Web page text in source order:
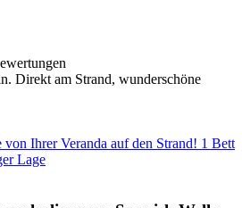
Direkt am Strand, wunderschöne
von Ihrer Veranda auf den Strand! 1 Bett
Lage